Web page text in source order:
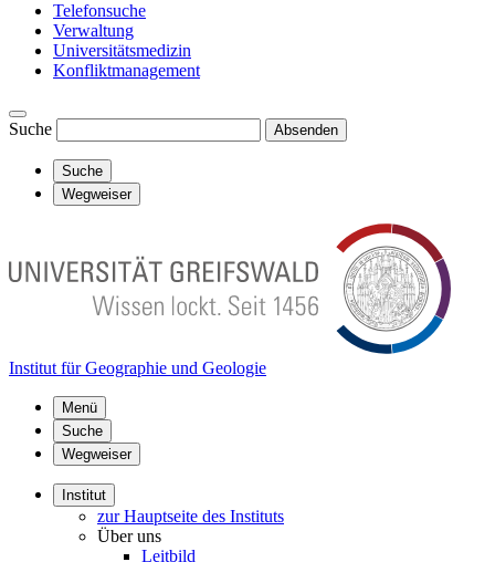
Telefonsuche
Verwaltung
Universitätsmedizin
Konfliktmanagement
Suche Absenden
Suche
Wegweiser
Institut für Geographie und Geologie
Menü
Suche
Wegweiser
Institut
zur Hauptseite des Instituts
Über uns
Leitbild